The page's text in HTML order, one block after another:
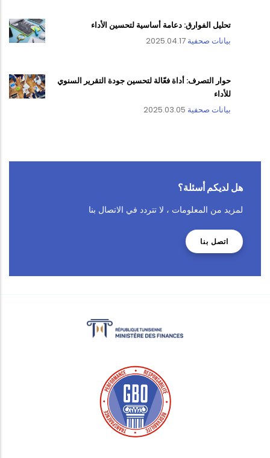
تحليل الفوارق: دعامة أساسية لتحسين الأداء
بيانات صحفية 2025.04.17
حوار التصرف: أداة فعّالة لتحسين جودة التقرير السنوي
للأداء
بيانات صحفية 2025.03.05
هل لديكم أسئلة؟
لمزيد من المعلومات ، لا تتردد في الاتصال بنا
اتصل بنا